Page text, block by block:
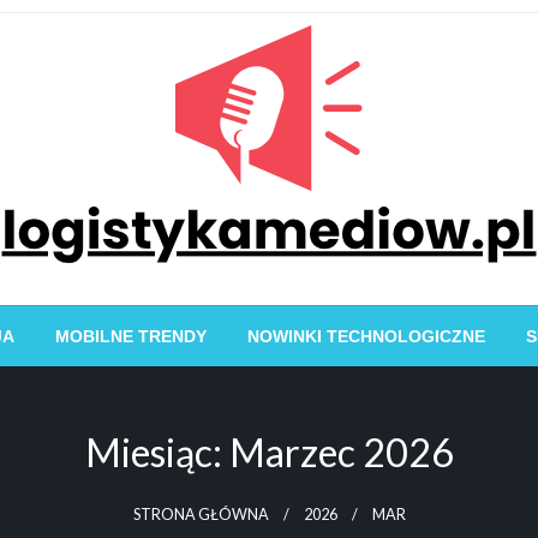
Logistyka Mediów:
MOBILNE TRENDY NOWINKI TECHNOLOGICZNE
Miesiąc: Marzec 2026
STRONA GŁÓWNA 2026 MAR